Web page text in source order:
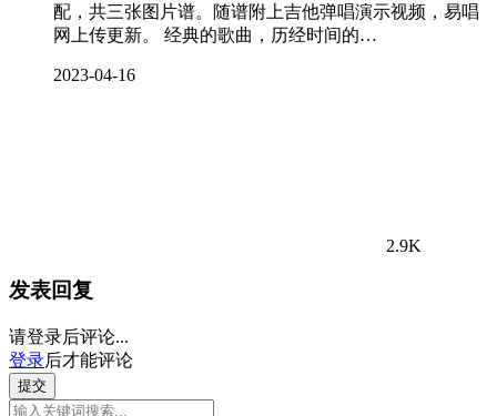
配，共三张图片谱。随谱附上吉他弹唱演示视频，易唱
网上传更新。 经典的歌曲，历经时间的…
2023-04-16
2.9K
发表回复
请登录后评论...
登录后才能评论
提交